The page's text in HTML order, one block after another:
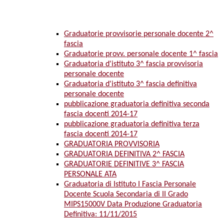
Graduatorie provvisorie personale docente 2^
fascia
Graduatorie provv. personale docente 1^ fascia
Graduatoria d'istituto 3^ fascia provvisoria
personale docente
Graduatoria d'istituto 3^ fascia definitiva
personale docente
pubblicazione graduatoria definitiva seconda
fascia docenti 2014-17
pubblicazione graduatoria definitiva terza
fascia docenti 2014-17
GRADUATORIA PROVVISORIA
GRADUATORIA DEFINITIVA 2^ FASCIA
GRADUATORIE DEFINITIVE 3^ FASCIA
PERSONALE ATA
Graduatoria di Istituto I Fascia Personale
Docente Scuola Secondaria di II Grado
MIPS15000V Data Produzione Graduatoria
Definitiva: 11/11/2015